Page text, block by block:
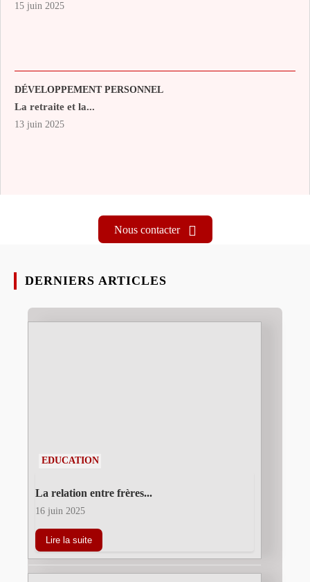
15 juin 2025
DÉVELOPPEMENT PERSONNEL
La retraite et la...
13 juin 2025
Nous contacter
DERNIERS ARTICLES
EDUCATION
La relation entre frères...
16 juin 2025
Lire la suite